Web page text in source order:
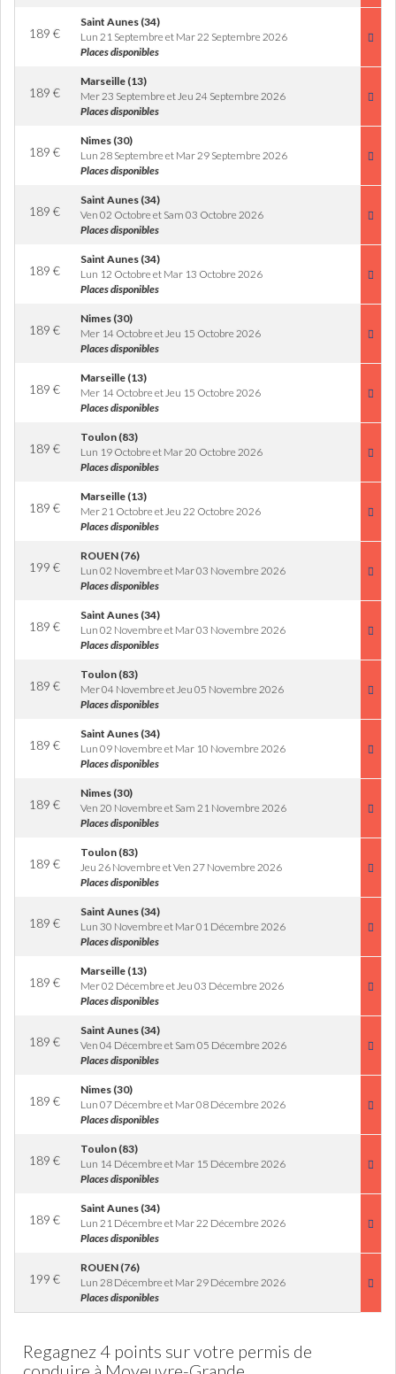
189 €
Saint Aunes (34)
Lun 21 Septembre et Mar 22 Septembre 2026
Places disponibles
189 €
Marseille (13)
Mer 23 Septembre et Jeu 24 Septembre 2026
Places disponibles
189 €
Nimes (30)
Lun 28 Septembre et Mar 29 Septembre 2026
Places disponibles
189 €
Saint Aunes (34)
Ven 02 Octobre et Sam 03 Octobre 2026
Places disponibles
189 €
Saint Aunes (34)
Lun 12 Octobre et Mar 13 Octobre 2026
Places disponibles
189 €
Nimes (30)
Mer 14 Octobre et Jeu 15 Octobre 2026
Places disponibles
189 €
Marseille (13)
Mer 14 Octobre et Jeu 15 Octobre 2026
Places disponibles
189 €
Toulon (83)
Lun 19 Octobre et Mar 20 Octobre 2026
Places disponibles
189 €
Marseille (13)
Mer 21 Octobre et Jeu 22 Octobre 2026
Places disponibles
199 €
ROUEN (76)
Lun 02 Novembre et Mar 03 Novembre 2026
Places disponibles
189 €
Saint Aunes (34)
Lun 02 Novembre et Mar 03 Novembre 2026
Places disponibles
189 €
Toulon (83)
Mer 04 Novembre et Jeu 05 Novembre 2026
Places disponibles
189 €
Saint Aunes (34)
Lun 09 Novembre et Mar 10 Novembre 2026
Places disponibles
189 €
Nimes (30)
Ven 20 Novembre et Sam 21 Novembre 2026
Places disponibles
189 €
Toulon (83)
Jeu 26 Novembre et Ven 27 Novembre 2026
Places disponibles
189 €
Saint Aunes (34)
Lun 30 Novembre et Mar 01 Décembre 2026
Places disponibles
189 €
Marseille (13)
Mer 02 Décembre et Jeu 03 Décembre 2026
Places disponibles
189 €
Saint Aunes (34)
Ven 04 Décembre et Sam 05 Décembre 2026
Places disponibles
189 €
Nimes (30)
Lun 07 Décembre et Mar 08 Décembre 2026
Places disponibles
189 €
Toulon (83)
Lun 14 Décembre et Mar 15 Décembre 2026
Places disponibles
189 €
Saint Aunes (34)
Lun 21 Décembre et Mar 22 Décembre 2026
Places disponibles
199 €
ROUEN (76)
Lun 28 Décembre et Mar 29 Décembre 2026
Places disponibles
Regagnez 4 points sur votre permis de